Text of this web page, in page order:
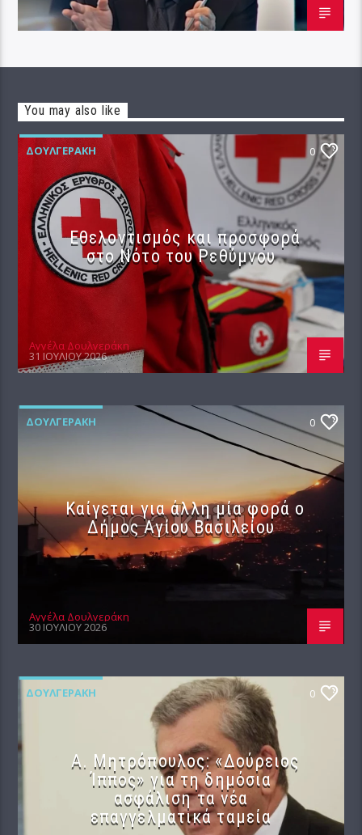
You may also like
ΔΟΥΛΓΕΡΆΚΗ 0
Εθελοντισμός και προσφορά
στο Νότο του Ρεθύμνου
Αγγέλα Δουλγεράκη
31 ΙΟΥΛΊΟΥ 2026
ΔΟΥΛΓΕΡΆΚΗ 0
Καίγεται για άλλη μία φορά ο
Δήμος Αγίου Βασιλείου
Αγγέλα Δουλγεράκη
30 ΙΟΥΛΊΟΥ 2026
ΔΟΥΛΓΕΡΆΚΗ 0
Α. Μητρόπουλος: «Δούρειος
Ίππος» για τη δημόσια
ασφάλιση τα νέα
επαγγελματικά ταμεία